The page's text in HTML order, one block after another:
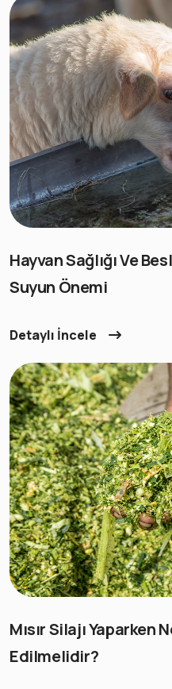
Hayvan Sağlığı Ve
Suyun Önemi
Detaylı İncele
Mısır Silajı Yaparken
Edilmelidir?